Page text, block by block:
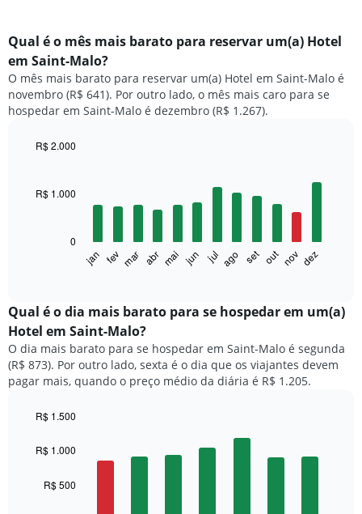
Qual é o mês mais barato para reservar um(a) Hotel
em Saint-Malo?
O mês mais barato para reservar um(a) Hotel em Saint-Malo é
novembro (R$ 641). Por outro lado, o mês mais caro para se
hospedar em Saint-Malo é dezembro (R$ 1.267).
with
12
exibe
o
preço
médio
de
um
mês
gráfico
tem
jan fev mar abr mai jun jul ago set out nov dez
0
R$ 1.000
R$ 2.000
Qual é o dia mais barato para se hospedar em um(a)
Hotel em Saint-Malo?
O dia mais barato para se hospedar em Saint-Malo é segunda
(R$ 873). Por outro lado, sexta é o dia que os viajantes devem
pagar mais, quando o preço médio da diária é R$ 1.205.
chart
with
bars.
graphic.
R$ 500
R$ 1.000
R$ 1.500